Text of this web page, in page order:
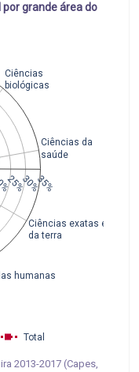
grande área do
Ciências
biológicas
Ciências da
saúde
Ciências exatas e
da terra
humanas
25%30%35%
Total
2013-2017 (Capes,